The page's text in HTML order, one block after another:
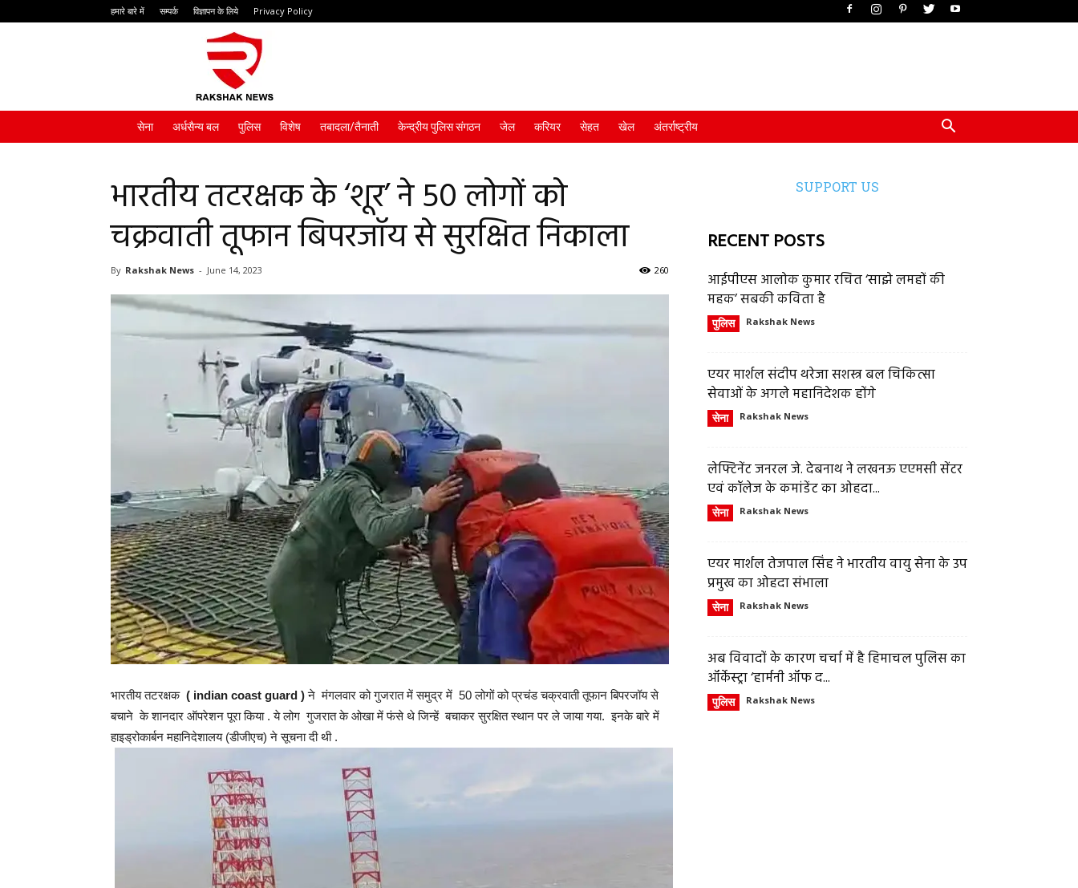
हमारे बारे में सम्पर्क विज्ञापन के लिये Privacy Policy
सेना अर्धसैन्य बल पुलिस विशेष तबादला/तैनाती केन्द्रीय पुलिस संगठन जेल करियर सेहत खेल अंतर्राष्ट्रीय
भारतीय तटरक्षक के ‘शूर’ ने 50 लोगों को
चक्रवाती तूफान बिपरजॉय से सुरक्षित निकाला
By Rakshak News - June 14, 2023 260
भारतीय तटरक्षक ( indian coast guard )ने मंगलवार को गुजरात में समुद्र में 50 लोगों को प्रचंड चक्रवाती तूफान बिपरजॉय से
बचाने के शानदार ऑपरेशन पूरा किया . ये लोग गुजरात के ओखा में फंसे थे जिन्हें बचाकर सुरक्षित स्थान पर ले जाया गया. इनके बारे में
हाइड्रोकार्बन महानिदेशालय (डीजीएच) ने सूचना दी थी .
SUPPORT US
RECENT POSTS
आईपीएस आलोक कुमार रचित ‘साझे लमहों की
महक’ सबकी कविता है
पुलिस Rakshak News
एयर मार्शल संदीप थरेजा सशस्त्र बल चिकित्सा
सेवाओं के अगले महानिदेशक होंगे
सेना Rakshak News
लेफ्टिनेंट जनरल जे. देबनाथ ने लखनऊ एएमसी सेंटर
एवं कॉलेज के कमांडेंट का ओहदा...
सेना Rakshak News
एयर मार्शल तेजपाल सिंह ने भारतीय वायु सेना के उप
प्रमुख का ओहदा संभाला
सेना Rakshak News
अब विवादों के कारण चर्चा में है हिमाचल पुलिस का
ऑर्केस्ट्रा ‘हार्मनी ऑफ द...
पुलिस Rakshak News